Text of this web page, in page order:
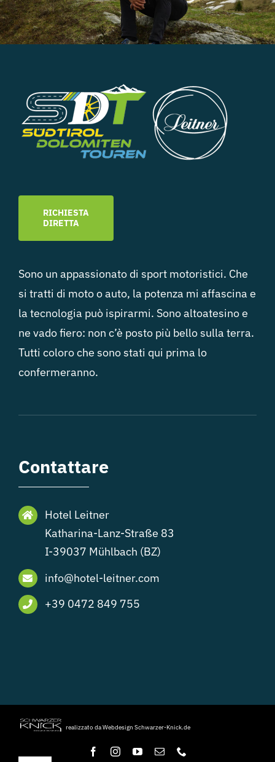
RICHIESTA
DIRETTA
Sono un appassionato di sport motoristici. Che
si tratti di moto o auto, la potenza mi affascina e
la tecnologia può ispirarmi. Sono altoatesino e
ne vado fiero: non c’è posto più bello sulla terra.
Tutti coloro che sono stati qui prima lo
confermeranno.
Contattare
Hotel Leitner
Katharina-Lanz-Straße 83
I-39037 Mühlbach (BZ)
info@hotel-leitner.com
+39 0472 849 755
realizzato da Webdesign Schwarzer-Knick.de